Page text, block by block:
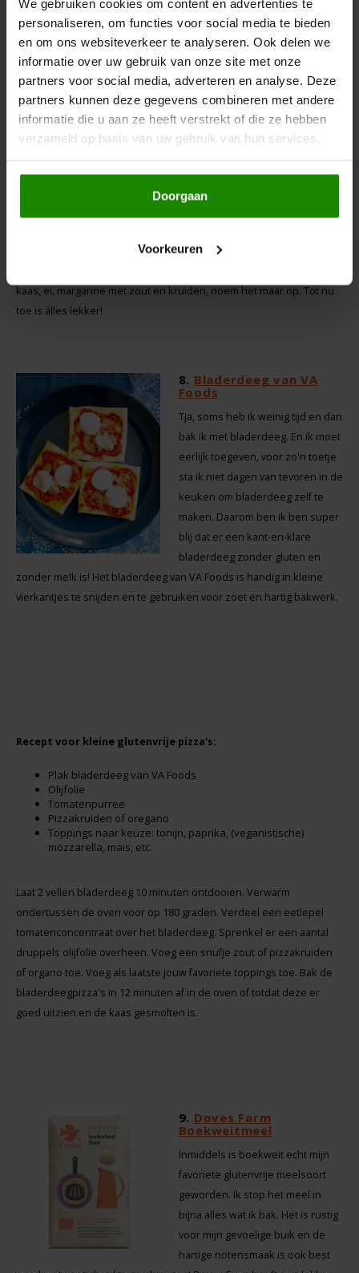
We gebruiken cookies om content en advertenties te
personaliseren, om functies voor social media te bieden
en om ons websiteverkeer te analyseren. Ook delen we
informatie over uw gebruik van onze site met onze
partners voor social media, adverteren en analyse. Deze
partners kunnen deze gegevens combineren met andere
informatie die u aan ze heeft verstrekt of die ze hebben
verzameld op basis van uw gebruik van hun services.
Doorgaan
Voorkeuren
het biereffect. Met een
alcoholpercentage rond de 9%, is het behoorlijk sterk, terwijl de
smaak juist best wel zacht is. Durf jij dit drankje te proeven? Ook
een leuk weetje: het drankje wordt gemaakt door Jeremy van
Sulzbacher's. Hij heeft zijn eigen brouwerij in Antwerpen!
binnenkrijgt als je voor een plakje van dit brood gaat. Tot nu toe heb
kaas, ei, margarine met zout en kruiden, noem het maar op. Tot nu
toe is álles lekker!
8. Bladerdeeg van VA
Foods
Tja, soms heb ik weinig tijd en dan
bak ik met bladerdeeg. En ik moet
eerlijk toegeven, voor zo'n toetje
sta ik niet dagen van tevoren in de
keuken om bladerdeeg zelf te
maken. Daarom ben ik ben super
blij dat er een kant-en-klare
bladerdeeg zonder gluten en
zonder melk is! Het bladerdeeg van VA Foods is handig in kleine
vierkantjes te snijden en te gebruiken voor zoet en hartig bakwerk.
Recept voor kleine glutenvrije pizza's:
Plak bladerdeeg van VA Foods
Olijfolie
Tomatenpurree
Pizzakruiden of oregano
Toppings naar keuze: tonijn, paprika, (veganistische)
mozzarella, mais, etc.
Laat 2 vellen bladerdeeg 10 minuten ontdooien. Verwarm
ondertussen de oven voor op 180 graden. Verdeel een eetlepel
tomatenconcentraat over het bladerdeeg. Sprenkel er een aantal
druppels olijfolie overheen. Voeg een snufje zout of pizzakruiden
of organo toe. Voeg als laatste jouw favoriete toppings toe. Bak de
bladerdeegpizza's in 12 minuten af in de oven of totdat deze er
goed uitzien en de kaas gesmolten is.
9. Doves Farm
Boekweitmeel
Inmiddels is boekweit echt mijn
favoriete glutenvrije meelsoort
geworden. Ik stop het meel in
bijna alles wat ik bak. Het is rustig
voor mijn gevoelige buik en de
hartige notensmaak is ook best